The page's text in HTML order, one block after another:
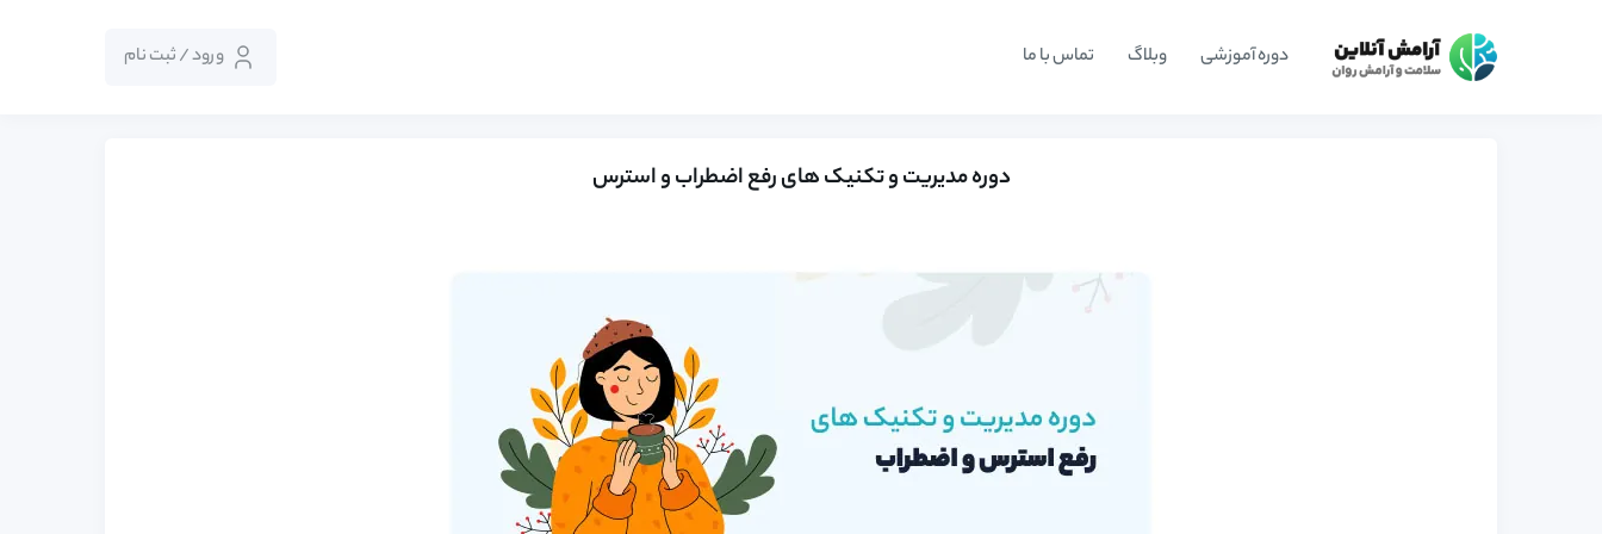
دوره آموزشی وبلاگ تماس با ما ورود / ثبت نام
دوره مدیریت و تکنیک های رفع اضطراب و استرس